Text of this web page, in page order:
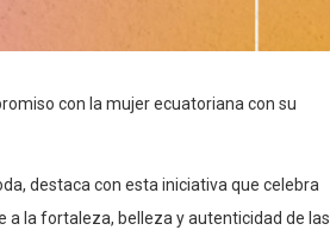
con la mujer ecuatoriana con su
destaca con esta iniciativa que celebra
a la fortaleza, belleza y autenticidad de las